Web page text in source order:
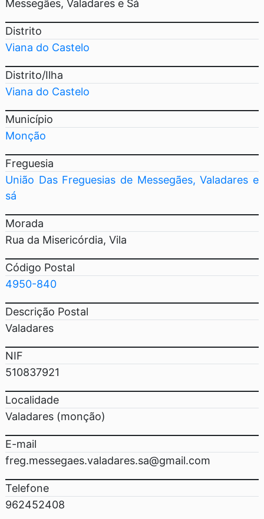
Messegães, Valadares e Sá
Distrito
Viana do Castelo
Distrito/Ilha
Viana do Castelo
Município
Monção
Freguesia
União Das Freguesias de Messegães, Valadares e
sá
Morada
Rua da Misericórdia, Vila
Código Postal
4950-840
Descrição Postal
Valadares
NIF
510837921
Localidade
Valadares (monção)
E-mail
freg.messegaes.valadares.sa@gmail.com
Telefone
962452408